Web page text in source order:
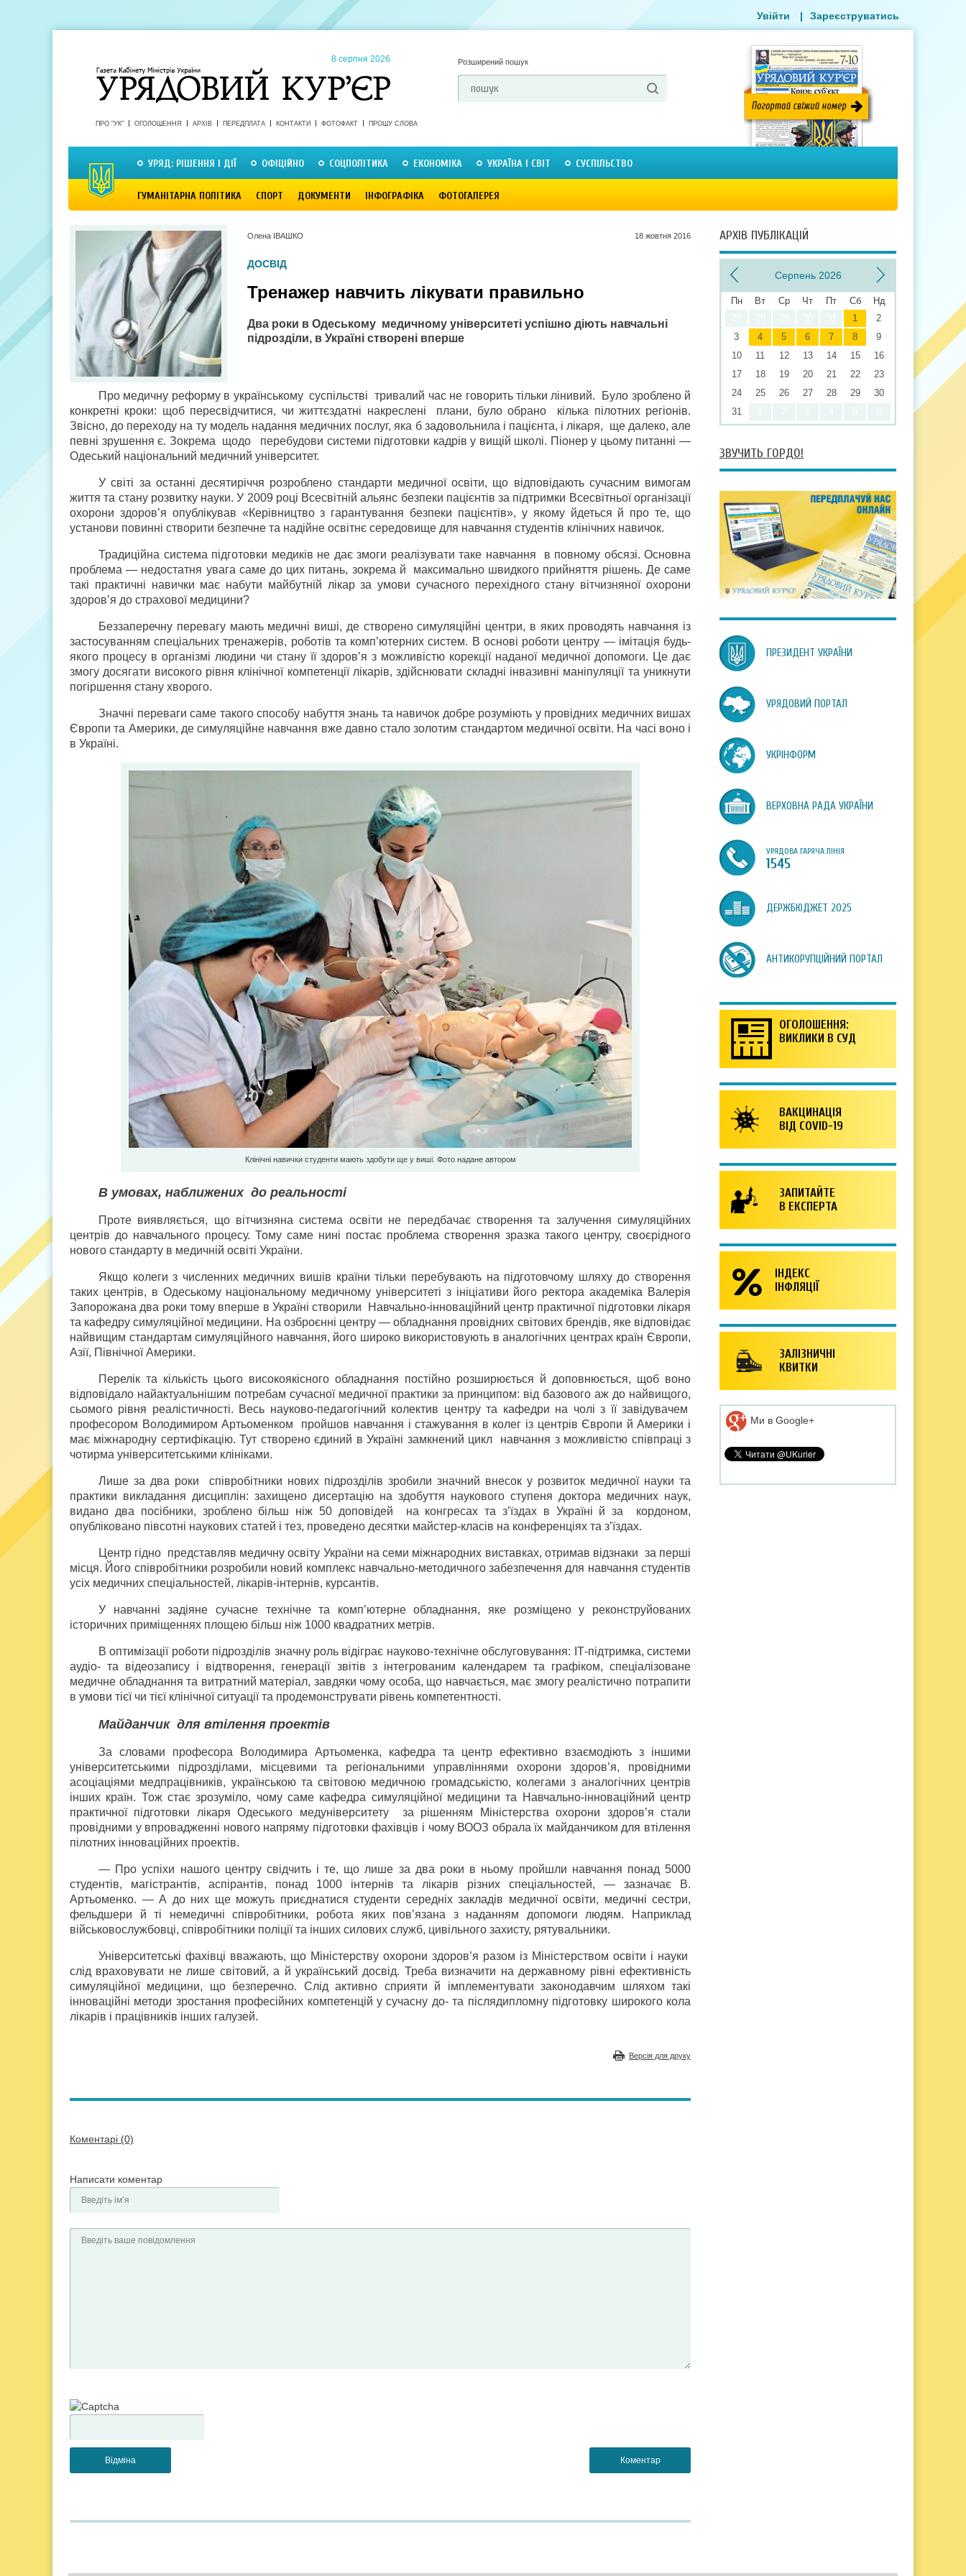
8 серпня 2026 Розширений пошук
ПРО "УК" ОГОЛОШЕННЯ АРХІВ ПЕРЕДПЛАТА КОНТАКТИ ФОТОФАКТ ПРОШУ СЛОВА
УРЯД: РІШЕННЯ І ДІЇ ОФІЦІЙНО СОЦПОЛІТИКА ЕКОНОМІКА УКРАЇНА І СВІТ СУСПІЛЬСТВО
ГУМАНІТАРНА ПОЛІТИКА СПОРТ ДОКУМЕНТИ ІНФОГРАФІКА ФОТОГАЛЕРЕЯ
Увійти | Зареєструватись
Олена ІВАШКО 18 жовтня 2016
ДОСВІД
Тренажер навчить лікувати правильно
Два роки в Одеському медичному університеті успішно діють навчальні
підрозділи, в Україні створені вперше
Про медичну реформу в українському суспільстві тривалий час не говорить тільки лінивий. Було зроблено й
конкретні кроки: щоб пересвідчитися, чи життєздатні накреслені плани, було обрано кілька пілотних регіонів.
Звісно, до переходу на ту модель надання медичних послуг, яка б задовольнила і пацієнта, і лікаря, ще далеко, але
певні зрушення є. Зокрема щодо перебудови системи підготовки кадрів у вищій школі. Піонер у цьому питанні —
Одеський національний медичний університет.
У світі за останні десятиріччя розроблено стандарти медичної освіти, що відповідають сучасним вимогам
життя та стану розвитку науки. У 2009 році Всесвітній альянс безпеки пацієнтів за підтримки Всесвітньої організації
охорони здоров’я опублікував «Керівництво з гарантування безпеки пацієнтів», у якому йдеться й про те, що
установи повинні створити безпечне та надійне освітнє середовище для навчання студентів клінічних навичок.
Традиційна система підготовки медиків не дає змоги реалізувати таке навчання в повному обсязі. Основна
проблема — недостатня увага саме до цих питань, зокрема й максимально швидкого прийняття рішень. Де саме
такі практичні навички має набути майбутній лікар за умови сучасного перехідного стану вітчизняної охорони
здоров’я до страхової медицини?
Беззаперечну перевагу мають медичні виші, де створено симуляційні центри, в яких проводять навчання із
застосуванням спеціальних тренажерів, роботів та комп’ютерних систем. В основі роботи центру — імітація будь-
якого процесу в організмі людини чи стану її здоров’я з можливістю корекції наданої медичної допомоги. Це дає
змогу досягати високого рівня клінічної компетенції лікарів, здійснювати складні інвазивні маніпуляції та уникнути
погіршення стану хворого.
Значні переваги саме такого способу набуття знань та навичок добре розуміють у провідних медичних вишах
Європи та Америки, де симуляційне навчання вже давно стало золотим стандартом медичної освіти. На часі воно і
в Україні.
Клінічні навички студенти мають здобути ще у виші. Фото надане автором
В умовах, наближених до реальності
Проте виявляється, що вітчизняна система освіти не передбачає створення та залучення симуляційних
центрів до навчального процесу. Тому саме нині постає проблема створення зразка такого центру, своєрідного
нового стандарту в медичній освіті України.
Якщо колеги з численних медичних вишів країни тільки перебувають на підготовчому шляху до створення
таких центрів, в Одеському національному медичному університеті з ініціативи його ректора академіка Валерія
Запорожана два роки тому вперше в Україні створили Навчально-інноваційний центр практичної підготовки лікаря
та кафедру симуляційної медицини. На озброєнні центру — обладнання провідних світових брендів, яке відповідає
найвищим стандартам симуляційного навчання, його широко використовують в аналогічних центрах країн Європи,
Азії, Північної Америки.
Перелік та кількість цього високоякісного обладнання постійно розширюється й доповнюється, щоб воно
відповідало найактуальнішим потребам сучасної медичної практики за принципом: від базового аж до найвищого,
сьомого рівня реалістичності. Весь науково-педагогічний колектив центру та кафедри на чолі з її завідувачем
професором Володимиром Артьоменком пройшов навчання і стажування в колег із центрів Європи й Америки і
має міжнародну сертифікацію. Тут створено єдиний в Україні замкнений цикл навчання з можливістю співпраці з
чотирма університетськими клініками.
Лише за два роки співробітники нових підрозділів зробили значний внесок у розвиток медичної науки та
практики викладання дисциплін: захищено дисертацію на здобуття наукового ступеня доктора медичних наук,
видано два посібники, зроблено більш ніж 50 доповідей на конгресах та з’їздах в Україні й за кордоном,
опубліковано півсотні наукових статей і тез, проведено десятки майстер-класів на конференціях та з’їздах.
Центр гідно представляв медичну освіту України на семи міжнародних виставках, отримав відзнаки за перші
місця. Його співробітники розробили новий комплекс навчально-методичного забезпечення для навчання студентів
усіх медичних спеціальностей, лікарів-інтернів, курсантів.
У навчанні задіяне сучасне технічне та комп’ютерне обладнання, яке розміщено у реконструйованих
історичних приміщеннях площею більш ніж 1000 квадратних метрів.
В оптимізації роботи підрозділів значну роль відіграє науково-технічне обслуговування: ІТ-підтримка, системи
аудіо- та відеозапису і відтворення, генерації звітів з інтегрованим календарем та графіком, спеціалізоване
медичне обладнання та витратний матеріал, завдяки чому особа, що навчається, має змогу реалістично потрапити
в умови тієї чи тієї клінічної ситуації та продемонструвати рівень компетентності.
Майданчик для втілення проектів
За словами професора Володимира Артьоменка, кафедра та центр ефективно взаємодіють з іншими
університетськими підрозділами, місцевими та регіональними управліннями охорони здоров’я, провідними
асоціаціями медпрацівників, українською та світовою медичною громадськістю, колегами з аналогічних центрів
інших країн. Тож стає зрозуміло, чому саме кафедра симуляційної медицини та Навчально-інноваційний центр
практичної підготовки лікаря Одеського медуніверситету за рішенням Міністерства охорони здоров’я стали
провідними у впровадженні нового напряму підготовки фахівців і чому ВООЗ обрала їх майданчиком для втілення
пілотних інноваційних проектів.
— Про успіхи нашого центру свідчить і те, що лише за два роки в ньому пройшли навчання понад 5000
студентів, магістрантів, аспірантів, понад 1000 інтернів та лікарів різних спеціальностей, — зазначає В.
Артьоменко. — А до них ще можуть приєднатися студенти середніх закладів медичної освіти, медичні сестри,
фельдшери й ті немедичні співробітники, робота яких пов’язана з наданням допомоги людям. Наприклад
військовослужбовці, співробітники поліції та інших силових служб, цивільного захисту, рятувальники.
Університетські фахівці вважають, що Міністерству охорони здоров’я разом із Міністерством освіти і науки
слід враховувати не лише світовий, а й український досвід. Треба визначити на державному рівні ефективність
симуляційної медицини, що безперечно. Слід активно сприяти й імплементувати законодавчим шляхом такі
інноваційні методи зростання професійних компетенцій у сучасну до- та післядипломну підготовку широкого кола
лікарів і працівників інших галузей.
Версія для друку
Коментарі (0)
Написати коментар
АРХІВ ПУБЛІКАЦІЙ
Серпень 2026
Пн Вт Ср Чт Пт Сб
Нд
1
2
3
4 5 6 7 8
9
10
11 12 13 14 15
16
17
18 19 20 21 22
23
24
25 26 27 28 29
30
31
ЗВУЧИТЬ ГОРДО!
ПРЕЗИДЕНТ УКРАЇНИ
УРЯДОВИЙ ПОРТАЛ
УКРІНФОРМ
ВЕРХОВНА РАДА УКРАЇНИ
УРЯДОВА ГАРЯЧА ЛІНІЯ
1545
ДЕРЖБЮДЖЕТ 2025
АНТИКОРУПЦІЙНИЙ ПОРТАЛ
ОГОЛОШЕННЯ:
ВИКЛИКИ В СУД
ВАКЦИНАЦІЯ
ВІД COVID-19
ЗАПИТАЙТЕ
В ЕКСПЕРТА
ІНДЕКС
ІНФЛЯЦІЇ
ЗАЛІЗНИЧНІ
КВИТКИ
Ми в Google+